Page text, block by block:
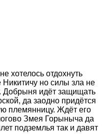
хотелось отдохнуть
но силы зла не
Добрыня идёт защищать
да заодно придётся
племянницу. Ждёт его
Змея Горыныча да
подземлья так и давят